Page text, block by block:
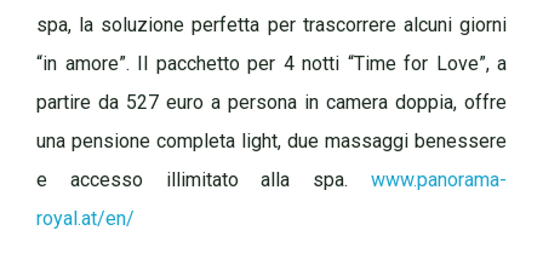
spa, la soluzione perfetta per trascorrere alcuni giorni
“in amore”. Il pacchetto per 4 notti “Time for Love”, a
partire da 527 euro a persona in camera doppia, offre
una pensione completa light, due massaggi benessere
e accesso illimitato alla spa. www.panorama-
royal.at/en/